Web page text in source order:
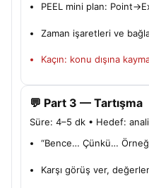
PEEL mini plan:
Zaman işaretleri ve
Kaçın: konu dışına
💬 Part 3 — Tartışma
Süre: 4–5 dk • Hedef:
“Bence… Çünkü…
Karşı görüş ver,